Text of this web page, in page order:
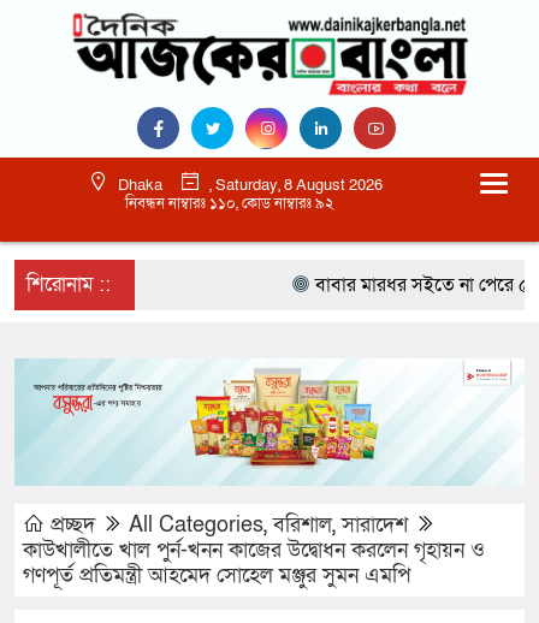
Dhaka
, Saturday, 8 August 2026
নিবন্ধন নাম্বারঃ ১১০, কোড নাম্বারঃ ৯২
শিরোনাম :: বাবার মারধর সইতে না পেরে ৫০০
প্রচ্ছদ All Categories,বরিশাল,সারাদেশ
কাউখালীতে খাল পুর্ন-খনন কাজের উদ্বোধন করলেন গৃহায়ন ও
গণপূর্ত প্রতিমন্ত্রী আহমেদ সোহেল মঞ্জুর সুমন এমপি